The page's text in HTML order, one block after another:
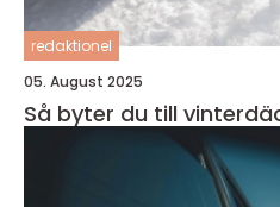
redaktionel
05. August 2025
Så byter du till